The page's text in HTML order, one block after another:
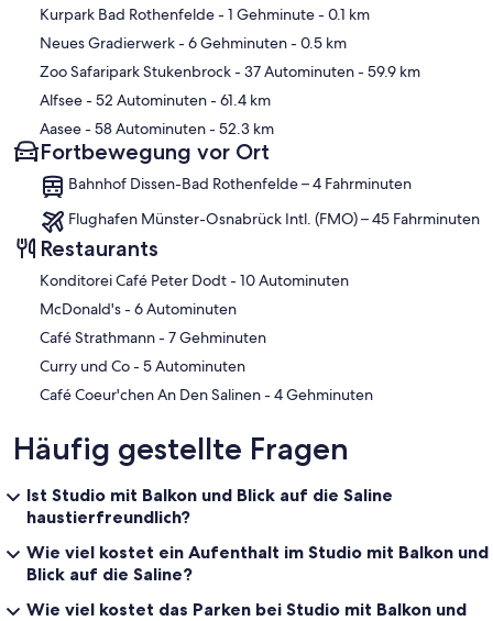
Karte
Kurpark Bad Rothenfelde- 1 Gehminute- 0.1 km
Neues Gradierwerk- 6 Gehminuten- 0.5 km
Zoo Safaripark Stukenbrock- 37 Autominuten- 59.9 km
Alfsee- 52 Autominuten- 61.4 km
Aasee- 58 Autominuten- 52.3 km
Fortbewegung vor Ort
Bahnhof Dissen-Bad Rothenfelde – 4 Fahrminuten
Flughafen Münster-Osnabrück Intl. (FMO) – 45 Fahrminuten
Restaurants
‪Konditorei Café Peter Dodt - ‬10 Autominuten
‪McDonald's - ‬6 Autominuten
‪Café Strathmann - ‬7 Gehminuten
‪Curry und Co - ‬5 Autominuten
‪Café Coeur'chen An Den Salinen - ‬4 Gehminuten
Häufig gestellte Fragen
Ist Studio mit Balkon und Blick auf die Saline
haustierfreundlich?
Wie viel kostet ein Aufenthalt im Studio mit Balkon und
Blick auf die Saline?
Wie viel kostet das Parken bei Studio mit Balkon und